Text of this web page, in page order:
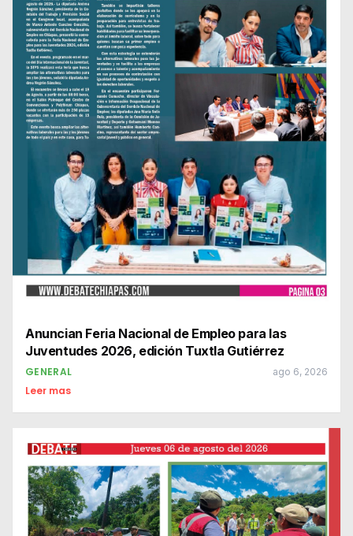
Anuncian Feria Nacional de Empleo para las
Juventudes 2026, edición Tuxtla Gutiérrez
GENERAL ago 6, 2026
Leer mas